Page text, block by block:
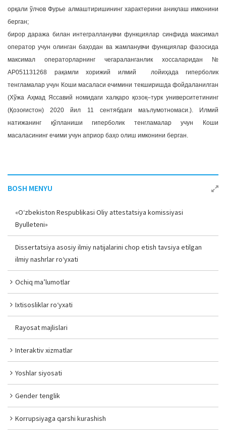
орқали ўлчов Фурье алмаштиришининг характерини аниқлаш имконини
берган;
бирор даража билан интегралланувчи функциялар синфида максимал
оператор учун олинган баҳодан ва жамланувчи функциялар фазосида
максимал операторларнинг чегараланганлик хоссаларидан №
АР051131268 рақамли хорижий илмий лойиҳада гиперболик
тенгламалар учун Коши масаласи ечимини текширишда фойдаланилган
(Хўжа Аҳмад Яссавий номидаги халқаро қозоқ–турк университетининг
(Қозоғистон) 2020 йил 11 сентябдаги маълумотномаси.). Илмий
натижанинг қўлланиши гиперболик тенгламалар учун Коши
масаласининг ечими учун априор баҳо олиш имконини берган.
BOSH MENYU
«O‘zbekiston Respublikasi Oliy attestatsiya komissiyasi
Byulleteni»
Dissertatsiya asosiy ilmiy natijalarini chop etish tavsiya etilgan
ilmiy nashrlar ro‘yxati
Ochiq ma’lumotlar
Ixtisosliklar ro‘yxati
Rayosat majlislari
Interaktiv xizmatlar
Yoshlar siyosati
Gender tenglik
Korrupsiyaga qarshi kurashish